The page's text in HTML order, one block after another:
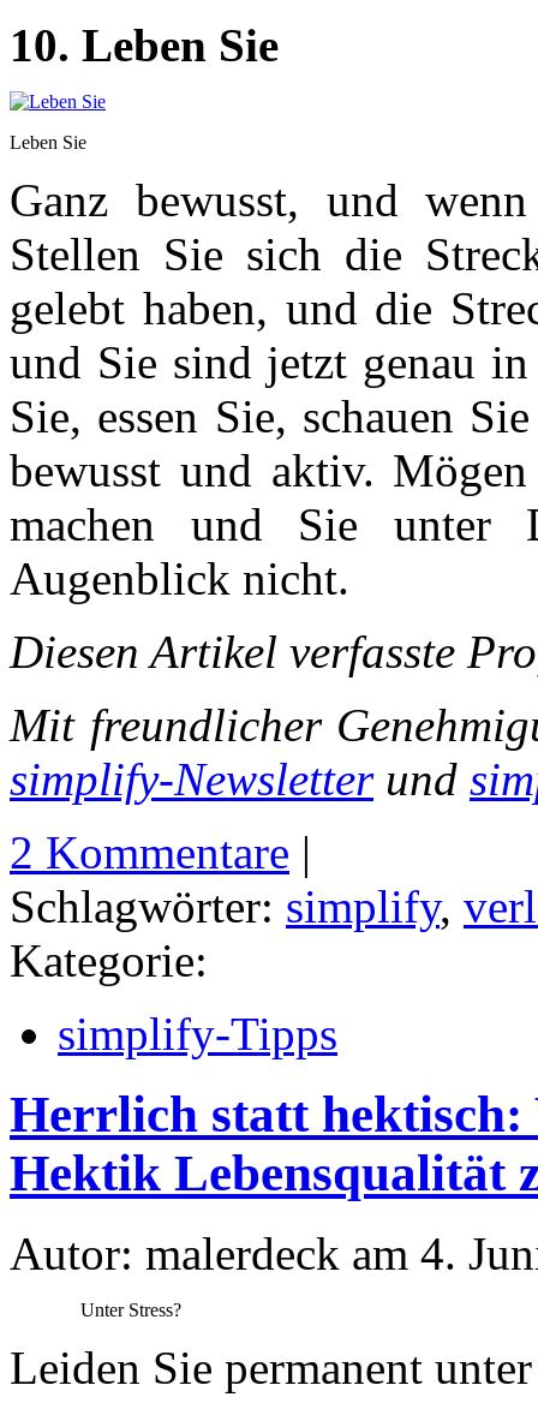
10. Leben Sie
Leben Sie
Ganz bewusst, und
Stellen Sie sich die
gelebt haben, und die
und Sie sind jetzt genau
Sie, essen Sie, schauen
bewusst und aktiv.
machen und Sie unter
Augenblick nicht.
Diesen Artikel verfasste
Mit freundlicher
simplify-Newsletterund
2 Kommentare |
Schlagwörter: simplify,
Kategorie:
simplify-Tipps
Herrlich statt hektisch:
Hektik Lebensqualität
Autor: malerdeck am 4.
Unter Stress?
Leiden Sie permanent